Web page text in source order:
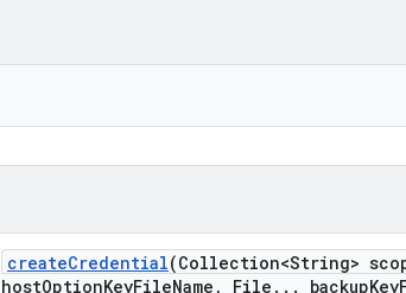
createCredential(Collection<String>
hostOptionKeyFileName , File . . . backupKey